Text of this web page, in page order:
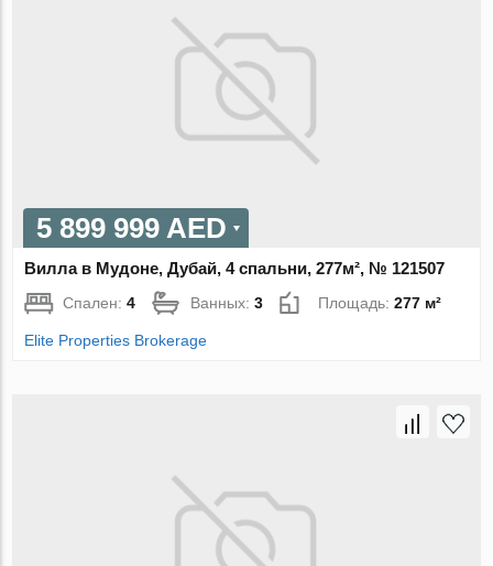
5 899 999 AED
Вилла в Мудоне, Дубай, 4 спальни, 277м², № 121507
Спален:4 Ванных:3 Площадь:277 м²
Elite Properties Brokerage